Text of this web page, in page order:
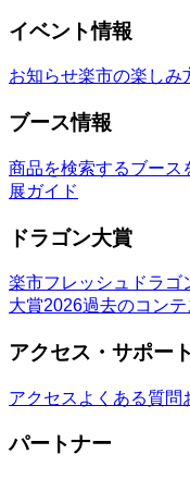
イベント情報
お知らせ楽市の楽しみ
ブース情報
商品を検索するブース
展ガイド
ドラゴン大賞
楽市フレッシュドラゴ
大賞2026過去のコン
アクセス・サポート
アクセス よくある質問
パートナー